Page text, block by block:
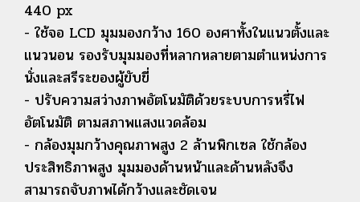
440 px
- ใช้จอ LCD มุมมองกว้าง 160 องศาทั้งในแนวตั้งและ
แนวนอน รองรับมุมมองที่หลากหลายตามตำแหน่งการ
นั่งและสรีระของผู้ขับขี่
- ปรับความสว่างภาพอัตโนมัติด้วยระบบการหรี่ไฟ
อัตโนมัติ ตามสภาพแสงแวดล้อม
- กล้องมุมกว้างคุณภาพสูง 2 ล้านพิกเซล ใช้กล้อง
ประสิทธิภาพสูง มุมมองด้านหน้าและด้านหลังจึง
สามารถจับภาพได้กว้างและชัดเจน